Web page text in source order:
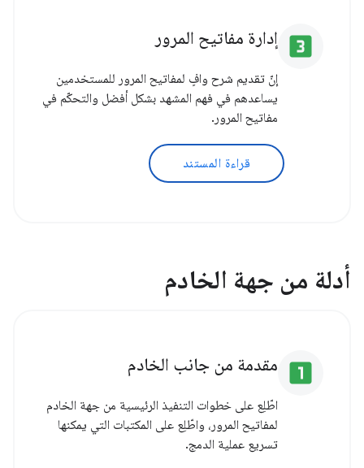
looks_3 إدارة مفاتيح المرور
إنّ تقديم شرح وافٍ لمفاتيح المرور للمستخدمين
يساعدهم في فهم المشهد بشكل أفضل والتحكّم في
مفاتيح المرور.
قراءة المستند
أدلة من جهة الخادم
looks_one مقدمة من جانب الخادم
اطّلِع على خطوات التنفيذ الرئيسية من جهة الخادم
لمفاتيح المرور، واطّلِع على المكتبات التي يمكنها
تسريع عملية الدمج.